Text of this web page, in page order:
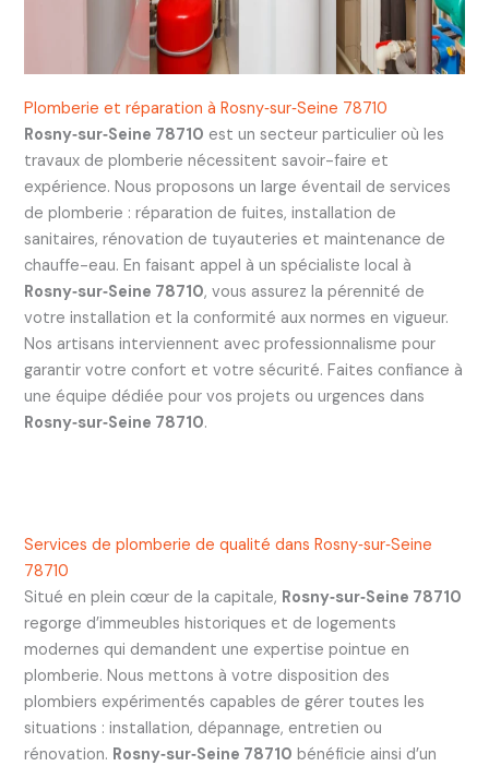
Plomberie et réparation à Rosny‑sur‑Seine 78710
Rosny‑sur‑Seine 78710 est un secteur particulier où les
travaux de plomberie nécessitent savoir-faire et
expérience. Nous proposons un large éventail de services
de plomberie : réparation de fuites, installation de
sanitaires, rénovation de tuyauteries et maintenance de
chauffe-eau. En faisant appel à un spécialiste local à
Rosny‑sur‑Seine 78710, vous assurez la pérennité de
votre installation et la conformité aux normes en vigueur.
Nos artisans interviennent avec professionnalisme pour
garantir votre confort et votre sécurité. Faites confiance à
une équipe dédiée pour vos projets ou urgences dans
Rosny‑sur‑Seine 78710.
Services de plomberie de qualité dans Rosny‑sur‑Seine
78710
Situé en plein cœur de la capitale, Rosny‑sur‑Seine 78710
regorge d’immeubles historiques et de logements
modernes qui demandent une expertise pointue en
plomberie. Nous mettons à votre disposition des
plombiers expérimentés capables de gérer toutes les
situations : installation, dépannage, entretien ou
rénovation. Rosny‑sur‑Seine 78710 bénéficie ainsi d’un